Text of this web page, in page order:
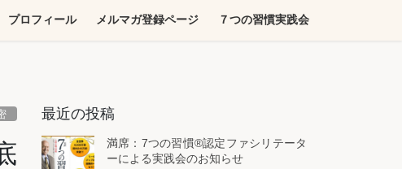
プロフィール メルマガ登録ページ ７つの習慣実践会
最近の投稿
満席：7つの習慣®︎認定ファシリテータ
ーによる実践会のお知らせ